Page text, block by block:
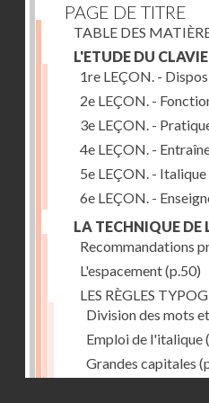
PAGE DE TITRE
TABLE DES
L'ETUDE DU
1re LEÇON. -
2e LEÇON. -
3e LEÇON. -
4e LEÇON. -
5e LEÇON. -
6e LEÇON. -
LA TECHNIQUE
Recommandations
L'espacement(p.50)
LES RÈGLES
Division des mots
Emploi de l'italique
Grandes capitales